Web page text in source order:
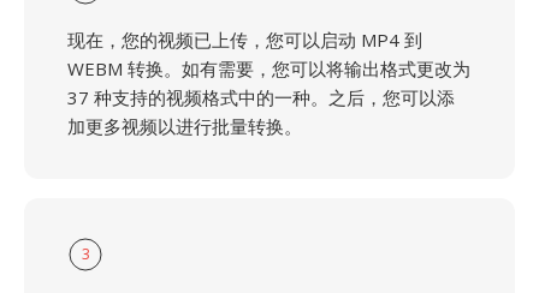
现在，您的视频已上传，您可以启动 MP4 到
WEBM 转换。如有需要，您可以将输出格式更改为
37 种支持的视频格式中的一种。之后，您可以添
加更多视频以进行批量转换。
3